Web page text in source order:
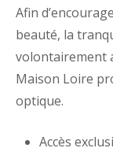
Afin
beauté, la
volontairement
Maison Loire
optique.
Accès